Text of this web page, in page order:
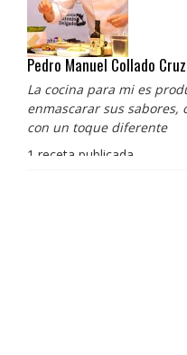
Pedro Manuel Collado Cruz
La cocina para mi es
enmascarar sus sabores,
con un toque diferente
1 receta publicada